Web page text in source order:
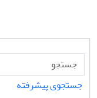
جستجوی پیشرفته